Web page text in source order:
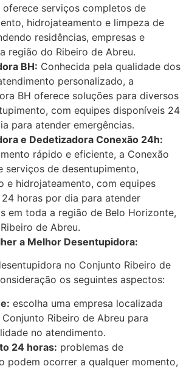
oferece serviços completos de
hidrojateamento e limpeza de
residências, empresas e
região do Ribeiro de Abreu.
BH: Conhecida pela qualidade dos
personalizado, a
BH oferece soluções para diversos
com equipes disponíveis 24
para atender emergências.
e Dedetizadora Conexão 24h:
rápido e eficiente, a Conexão
serviços de desentupimento,
e hidrojateamento, com equipes
horas por dia para atender
em toda a região de Belo Horizonte,
de Abreu.
a Melhor Desentupidora:
no Conjunto Ribeiro de
os seguintes aspectos:
escolha uma empresa localizada
Ribeiro de Abreu para
no atendimento.
24 horas: problemas de
podem ocorrer a qualquer momento,